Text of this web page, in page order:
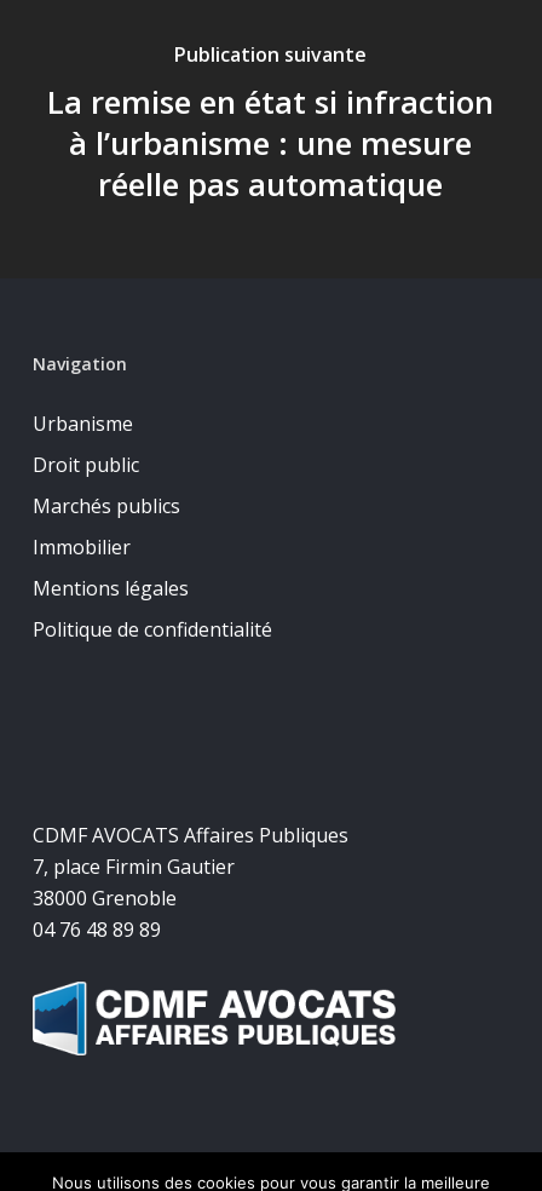
Publication suivante
La remise en état si infraction
à l’urbanisme : une mesure
réelle pas automatique
Navigation
Urbanisme
Droit public
Marchés publics
Immobilier
Mentions légales
Politique de confidentialité
CDMF AVOCATS Affaires Publiques
7, place Firmin Gautier
38000 Grenoble
04 76 48 89 89
Nous utilisons des cookies pour vous garantir la meilleure